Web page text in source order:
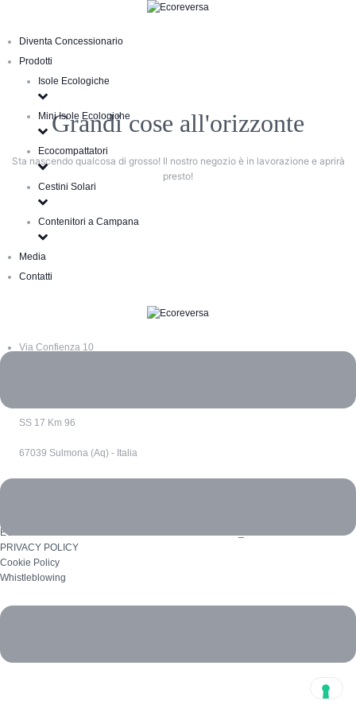
Diventa Concessionario
Prodotti
Isole Ecologiche
Mini Isole Ecologiche
Ecocompattatori
Cestini Solari
Contenitori a Campana
Media
Contatti
Grandi cose all'orizzonte
Sta nascendo qualcosa di grosso! Il nostro negozio è in lavorazione e aprirà
presto!
Via Confienza 10
SS 17 Km 96
67039 Sulmona (Aq) - Italia
ECOREVERSA è un marchio di R.M. INNOVATION SRL_P.I. 12529460011
PRIVACY POLICY
Cookie Policy
Whistleblowing